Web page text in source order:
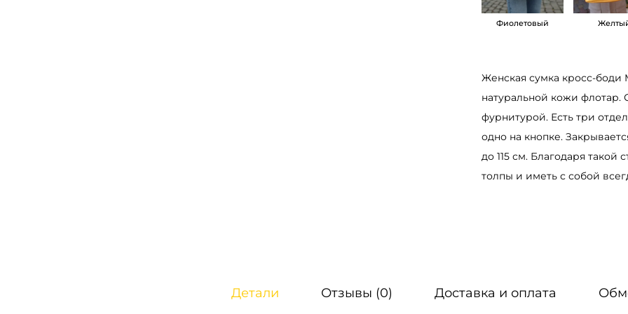
ж
с
к
а
я
к
р
о
Фиолетовый
Женская сумка кросс-боди
натуральной кожи флотар.
фурнитурой. Есть три
одно на кнопке.
до 115 см. Благодаря
толпы и иметь с собой
Детали Отзывы (0) Доставка и оплата